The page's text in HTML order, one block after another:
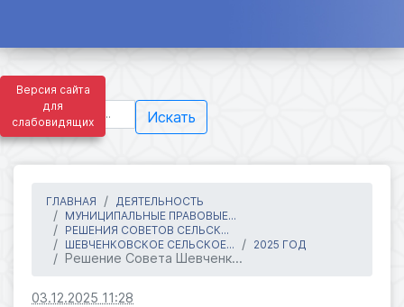
Версия сайта
для
слабовидящих
Искать
ГЛАВНАЯ
ДЕЯТЕЛЬНОСТЬ
МУНИЦИПАЛЬНЫЕ ПРАВОВЫЕ...
РЕШЕНИЯ СОВЕТОВ СЕЛЬСК...
ШЕВЧЕНКОВСКОЕ СЕЛЬСКОЕ...
2025 ГОД
Решение Совета Шевченк...
03.12.2025 11:28